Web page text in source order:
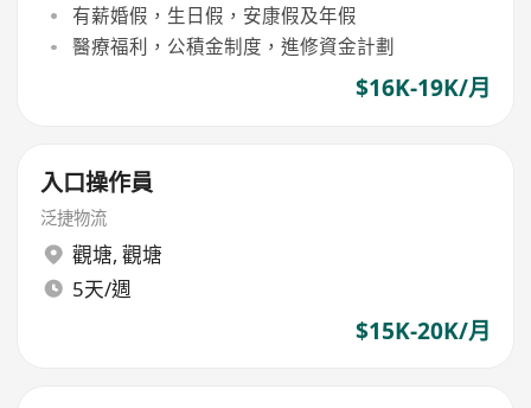
有薪婚假，生日假，安康假及年假
醫療福利，公積金制度，進修資金計劃
$16K-19K/月
入口操作員
泛捷物流
觀塘, 觀塘
5天/週
$15K-20K/月